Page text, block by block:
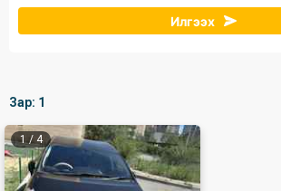
Илгээх
Зар: 1
1 /4